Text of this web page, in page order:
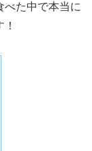
べた中で本当に